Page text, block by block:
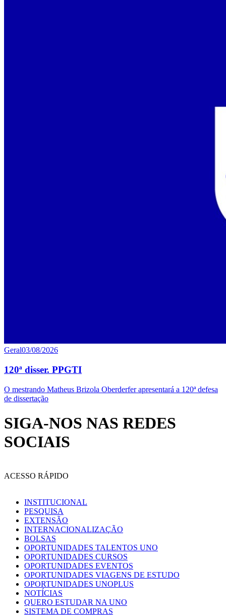
Geral03/08/2026
120ª disser. PPGTI
O mestrando Matheus Brizola Oberderfer apresentará a 120ª defesa
de dissertação
SIGA-NOS NAS REDES
SOCIAIS
ACESSO RÁPIDO
INSTITUCIONAL
PESQUISA
EXTENSÃO
INTERNACIONALIZAÇÃO
BOLSAS
OPORTUNIDADES TALENTOS UNO
OPORTUNIDADES CURSOS
OPORTUNIDADES EVENTOS
OPORTUNIDADES VIAGENS DE ESTUDO
OPORTUNIDADES UNOPLUS
NOTÍCIAS
QUERO ESTUDAR NA UNO
SISTEMA DE COMPRAS